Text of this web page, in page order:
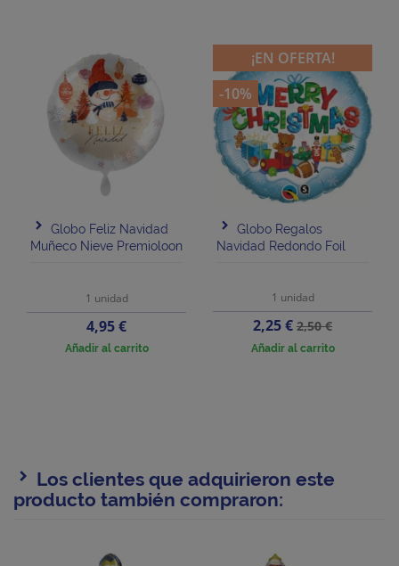
Globo Feliz Navidad
Muñeco Nieve Premioloon
1 unidad
Precio
4,95 €
Añadir al carrito
Globo Regalos
Navidad Redondo Foil
1 unidad
Precio
2,25 €Precio
base
2,50 €
Añadir al carrito
¡EN OFERTA!
-10%
Los clientes que adquirieron este
producto también compraron: